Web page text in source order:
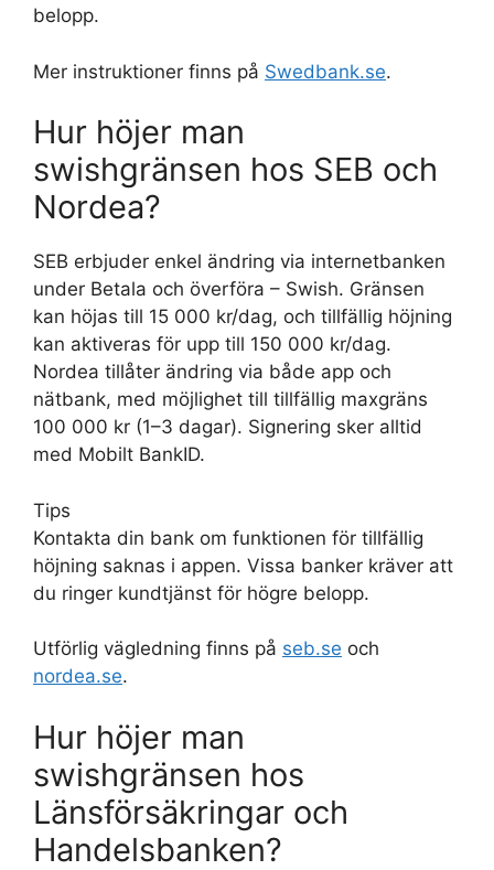
belopp.
Mer instruktioner finns på Swedbank.se.
Hur höjer man
swishgränsen hos SEB och
Nordea?
SEB erbjuder enkel ändring via internetbanken
under Betala och överföra – Swish. Gränsen
kan höjas till 15 000 kr/dag, och tillfällig höjning
kan aktiveras för upp till 150 000 kr/dag.
Nordea tillåter ändring via både app och
nätbank, med möjlighet till tillfällig maxgräns
100 000 kr (1–3 dagar). Signering sker alltid
med Mobilt BankID.
Tips
Kontakta din bank om funktionen för tillfällig
höjning saknas i appen. Vissa banker kräver att
du ringer kundtjänst för högre belopp.
Utförlig vägledning finns på seb.se och
nordea.se.
Hur höjer man
swishgränsen hos
Länsförsäkringar och
Handelsbanken?